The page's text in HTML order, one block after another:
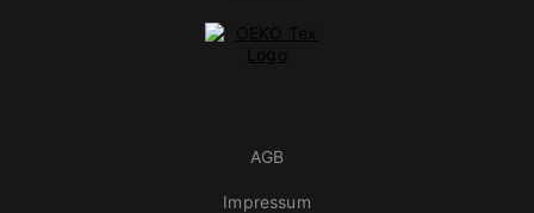
AGB
Impressum